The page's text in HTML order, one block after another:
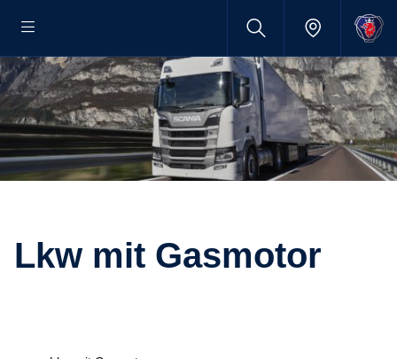
Lkw mit Gasmotor